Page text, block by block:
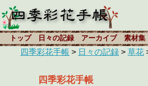
トップ 日々の記録 アーカイブ 素材集
四季彩花手帳 > 日々の記録 > 草花
四季彩花手帳